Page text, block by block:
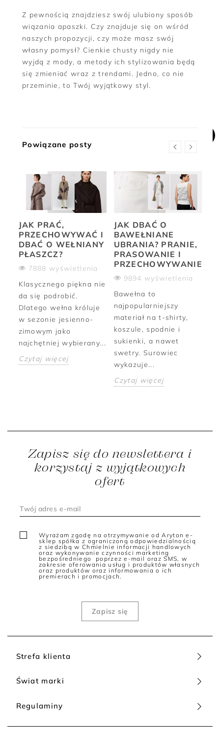
Z pewnością znajdziesz swój ulubiony sposób
wiązania apaszki. Czy znajduje się on wśród
naszych propozycji, czy może masz swój
własny pomysł? Cienkie chusty nigdy nie
wyjdą z mody, a metody ich stylizowania będą
się zmieniać wraz z trendami. Jedno, co nie
przeminie, to Twój wyjątkowy styl.
Powiązane posty
JAK PRAĆ,
PRZECHOWYWAĆ I
DBAĆ O WEŁNIANY
PŁASZCZ?
7888 wyświetlenia
Klasycznego piękna nie
da się podrobić.
Dlatego wełna króluje
w sezonie jesienno-
zimowym jako
najchętniej wybierany...
Czytaj więcej
JAK DBAĆ O
BAWEŁNIANE
UBRANIA? PRANIE,
PRASOWANIE I
PRZECHOWYWANIE
9894 wyświetlenia
Bawełna to
najpopularniejszy
materiał na t-shirty,
koszule, spodnie i
sukienki, a nawet
swetry. Surowiec
wykazuje...
Czytaj więcej
Strefa klienta
Świat marki
Regulaminy
Zapisz się do newslettera i
korzystaj z wyjątkowych
ofert
Wyrażam zgodę na otrzymywanie od Aryton e-
sklep spółka z ograniczoną odpowiedzialnością
z siedzibą w Chmielnie informacji handlowych
oraz wykonywanie czynności marketing
bezpośredniego poprzez e-mail oraz SMS, w
zakresie oferowania usług i produktów własnych
oraz produktów oraz informowania o ich
premierach i promocjach.